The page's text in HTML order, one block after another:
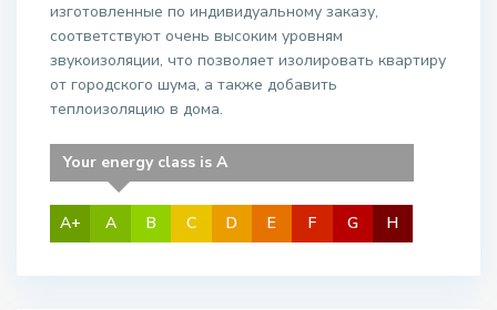
изготовленные по индивидуальному заказу,
соответствуют очень высоким уровням
звукоизоляции, что позволяет изолировать квартиру
от городского шума, а также добавить
теплоизоляцию в дома.
A+
Your energy class is A
A B C D E F G H